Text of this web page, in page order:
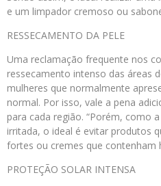
e um limpador cremoso ou
RESSECAMENTO DA PELE
Uma reclamação frequente nos
ressecamento intenso das áreas
mulheres que normalmente
normal. Por isso, vale a pena
para cada região. “Porém, como
irritada, o ideal é evitar produtos
fortes ou cremes que contenham
PROTEÇÃO SOLAR INTENSA